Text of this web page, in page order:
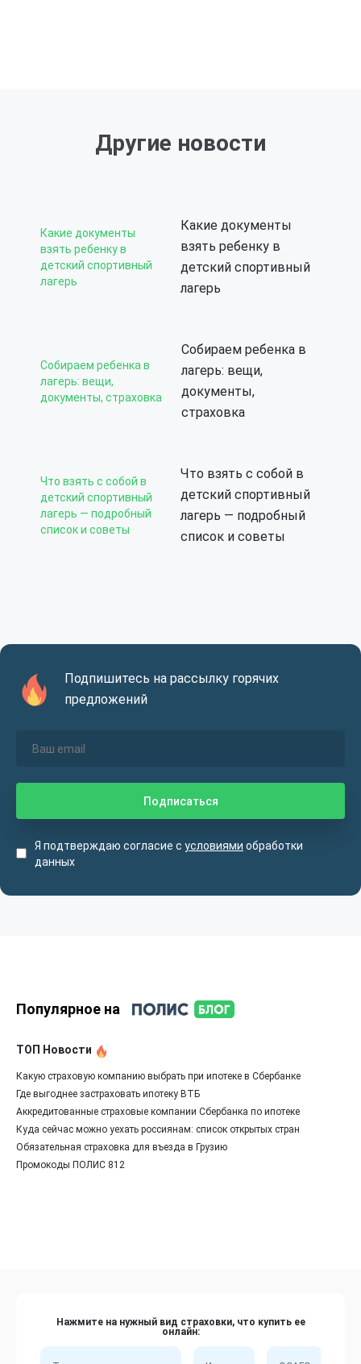
Другие новости
Какие документы
взять ребенку в
детский спортивный
лагерь
Какие документы
взять ребенку в
детский спортивный
лагерь
Собираем ребенка в
лагерь: вещи,
документы, страховка
Собираем ребенка в
лагерь: вещи,
документы,
страховка
Что взять с собой в
детский спортивный
лагерь — подробный
список и советы
Что взять с собой в
детский спортивный
лагерь — подробный
список и советы
Подпишитесь на рассылку горячих
предложений
Я подтверждаю согласие с условиями обработки
данных
Популярное на
ТОП Новости
Какую страховую компанию выбрать при ипотеке в Сбербанке
Где выгоднее застраховать ипотеку ВТБ
Аккредитованные страховые компании Сбербанка по ипотеке
Куда сейчас можно уехать россиянам: список открытых стран
Обязательная страховка для въезда в Грузию
Промокоды ПОЛИС 812
Нажмите на нужный вид страховки, что купить ее
онлайн: